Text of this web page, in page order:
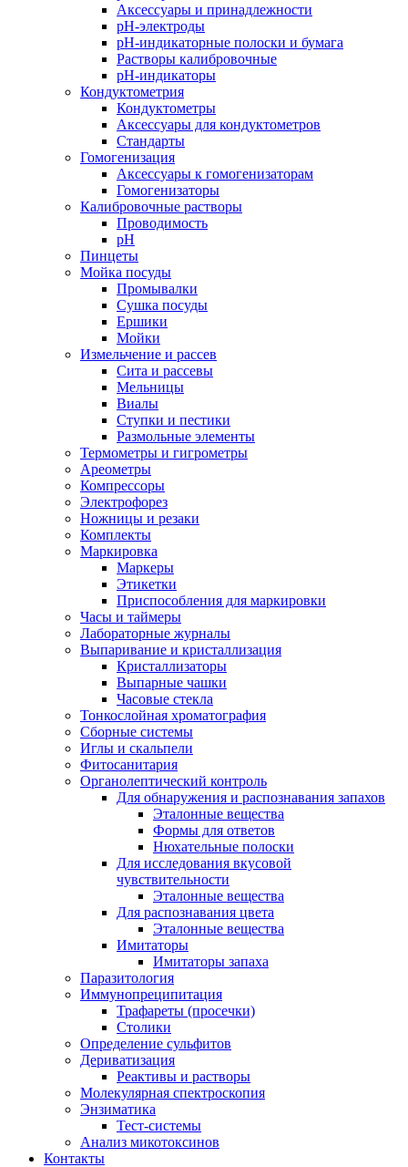
Аксессуары и принадлежности
pH-электроды
pH-индикаторные полоски и бумага
Растворы калибровочные
pH-индикаторы
Кондуктометрия
Кондуктометры
Аксессуары для кондуктометров
Стандарты
Гомогенизация
Аксессуары к гомогенизаторам
Гомогенизаторы
Калибровочные растворы
Проводимость
pH
Пинцеты
Мойка посуды
Промывалки
Сушка посуды
Ершики
Мойки
Измельчение и рассев
Сита и рассевы
Мельницы
Виалы
Ступки и пестики
Размольные элементы
Термометры и гигрометры
Ареометры
Компрессоры
Электрофорез
Ножницы и резаки
Комплекты
Маркировка
Маркеры
Этикетки
Приспособления для маркировки
Часы и таймеры
Лабораторные журналы
Выпаривание и кристаллизация
Кристаллизаторы
Выпарные чашки
Часовые стекла
Тонкослойная хроматография
Сборные системы
Иглы и скальпели
Фитосанитария
Органолептический контроль
Для обнаружения и распознавания запахов
Эталонные вещества
Формы для ответов
Нюхательные полоски
Для исследования вкусовой
чувствительности
Эталонные вещества
Для распознавания цвета
Эталонные вещества
Имитаторы
Имитаторы запаха
Паразитология
Иммунопреципитация
Трафареты (просечки)
Столики
Определение сульфитов
Дериватизация
Реактивы и растворы
Молекулярная спектроскопия
Энзиматика
Тест-системы
Анализ микотоксинов
Контакты